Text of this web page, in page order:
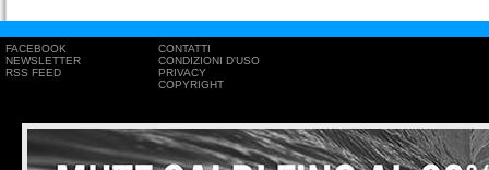
FACEBOOK
NEWSLETTER
RSS FEED
CONTATTI
CONDIZIONI D'USO
PRIVACY
COPYRIGHT